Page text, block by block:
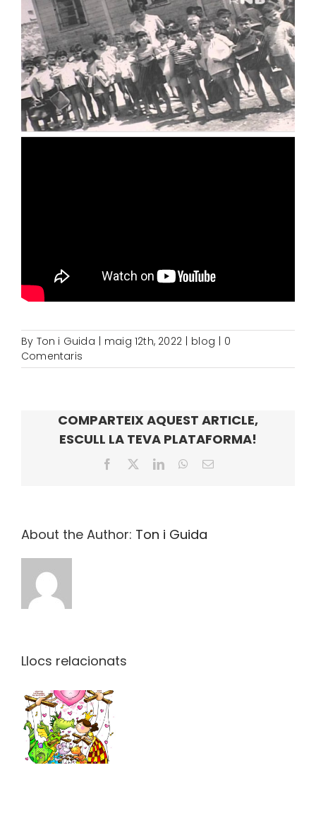
By Ton i Guida | maig 12th, 2022 | blog | 0
Comentaris
COMPARTEIX AQUEST ARTICLE,
ESCULL LA TEVA PLATAFORMA!
Facebook LinkedInWhatsApp
Email:
About the Author: Ton i Guida
Llocs relacionats
La
Titellada!!!